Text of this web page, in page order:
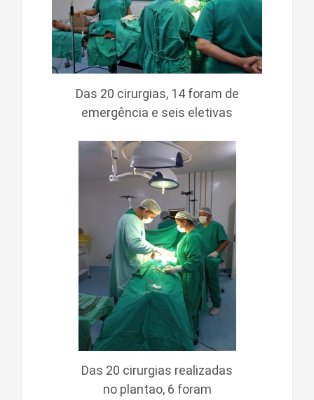
Das 20 cirurgias, 14 foram de
emergência e seis eletivas
Das 20 cirurgias realizadas
no plantao, 6 foram